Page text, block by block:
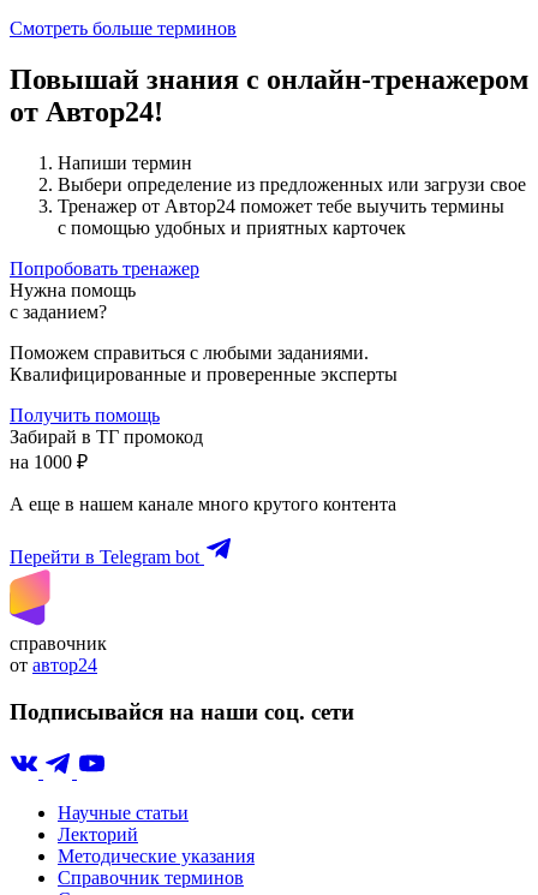
Смотреть больше терминов
Повышай знания с онлайн-тренажером
от Автор24!
Напиши термин
Выбери определение из предложенных или загрузи свое
Тренажер от Автор24 поможет тебе выучить термины
с помощью удобных и приятных карточек
Попробовать тренажер
Нужна помощь
с заданием?
Поможем справиться с любыми заданиями.
Квалифицированные и проверенные эксперты
Получить помощь
Забирай в ТГ промокод
на 1000 ₽
А еще в нашем канале много крутого контента
Перейти в Telegram bot
справочник
от автор24
Подписывайся на наши соц. сети
Научные статьи
Лекторий
Методические указания
Справочник терминов